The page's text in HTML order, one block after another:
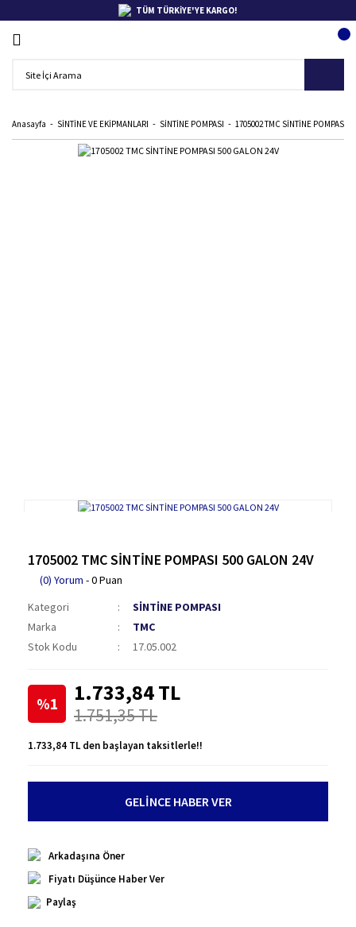
TÜM TÜRKİYE'YE KARGO!
Anasayfa SİNTİNE VE EKİPMANLARI SİNTİNE POMPASI 1705002 TMC SİNTİNE POMPASI
1705002 TMC SİNTİNE POMPASI 500 GALON 24V
(0) Yorum - 0 Puan
Kategori
SİNTİNE POMPASI
Marka
TMC
Stok Kodu
17.05.002
%1 1.733,84 TL
1.751,35 TL
1.733,84 TL den başlayan taksitlerle!!
GELİNCE HABER VER
Arkadaşına Öner
Fiyatı Düşünce Haber Ver
Paylaş